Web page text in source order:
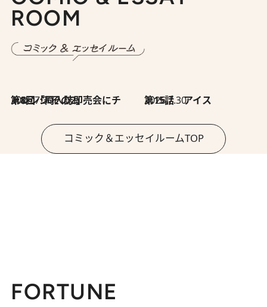
ROOM
2026.7.30
第8回「同人誌即売会にチャレンジ その2」 2026.7.30
第15話 アイス
コミック＆エッセイルームTOP
FORTUNE